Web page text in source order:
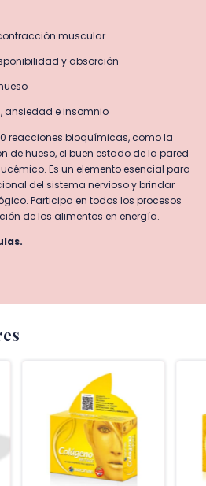
muscular
y absorción
ansiedad e insomnio
reacciones bioquímicas, como la
de hueso, el buen estado de la pared
Es un elemento esencial para
del sistema nervioso y brindar
Participa en todos los procesos
de los alimentos en energía.